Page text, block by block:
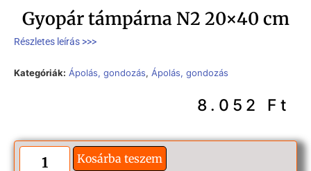
Gyopár támpárna N2 20×40 cm
Részletes leírás >>>
Kategóriák: Ápolás, gondozás, Ápolás, gondozás
8.052 Ft
Kosárba teszem